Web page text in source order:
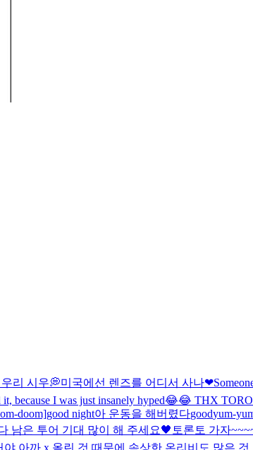
리 시우💭미국에선 렌즈를 어디서 사나❤
because I was just insanely hyped😂😂 THX
doom]good night아 운동을 해버렸다goodyum-
남은 투어 기대 많이 해 주세요🖤 토론토 가자
아까 x 올린 것 때문에 속상한 온리비도 많은